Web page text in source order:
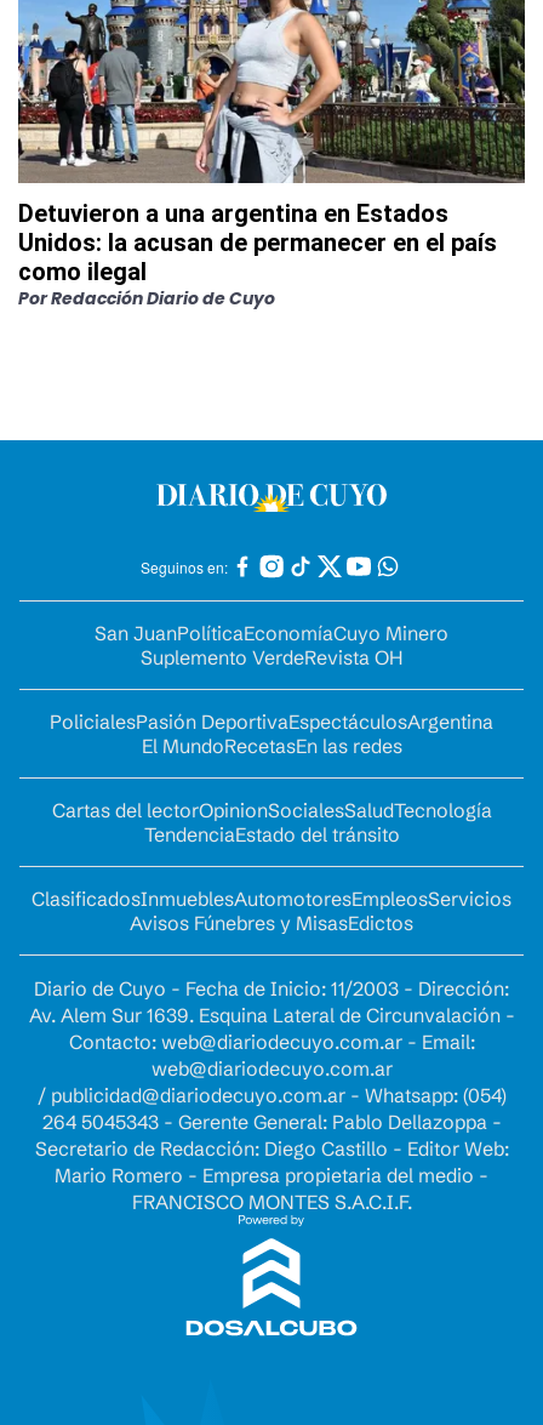
Detuvieron a una argentina en Estados
Unidos: la acusan de permanecer en el país
como ilegal
PorRedacción Diario de Cuyo
Seguinos en:
San JuanPolíticaEconomíaCuyo Minero
Suplemento VerdeRevista OH
PolicialesPasión DeportivaEspectáculosArgentina
El MundoRecetasEn las redes
Cartas del lectorOpinionSocialesSaludTecnología
TendenciaEstado del tránsito
ClasificadosInmueblesAutomotoresEmpleosServicios
Avisos Fúnebres y MisasEdictos
Diario de Cuyo - Fecha de Inicio: 11/2003 - Dirección:
Av. Alem Sur 1639. Esquina Lateral de Circunvalación -
Contacto: web@diariodecuyo.com.ar- Email:
web@diariodecuyo.com.ar
/ publicidad@diariodecuyo.com.ar- Whatsapp: (054)
264 5045343 - Gerente General: Pablo Dellazoppa -
Secretario de Redacción: Diego Castillo - Editor Web:
Mario Romero - Empresa propietaria del medio -
FRANCISCO MONTES S.A.C.I.F.